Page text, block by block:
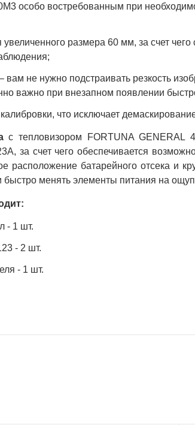
особо востребованным при
размера 60 мм, за счет
не нужно подстраивать резкость
важно при внезапном появлении
что исключает
с тепловизором FORTUNA GENERAL
за счет чего обеспечивается
расположение батарейного отсека и
быстро менять элементы питания на
- 1 шт.
- 2 шт.
- 1 шт.